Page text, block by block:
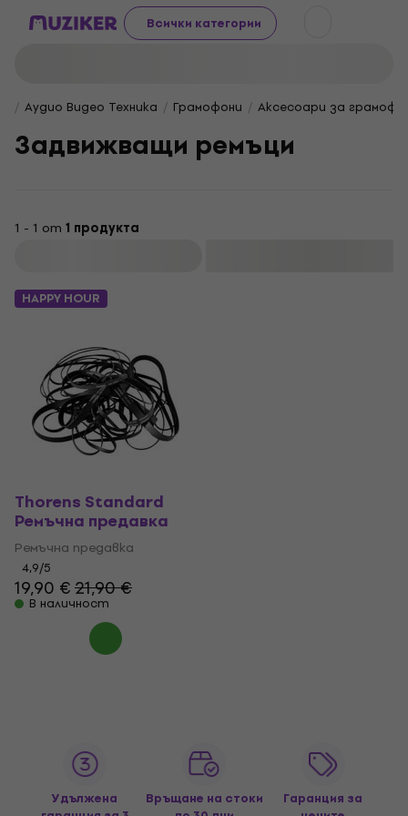
Всички категории
Аудио Видео Техника Грамофони Аксесоари за
Задвижващи ремъци
1 - 1 от 1 продукта
HAPPY HOUR
Thorens Standard
Ремъчна предавка
Ремъчна предавка
4,9/5
19,90 €21,90 €
В наличност
Удължена
Връщане на стоки
Гаранция за